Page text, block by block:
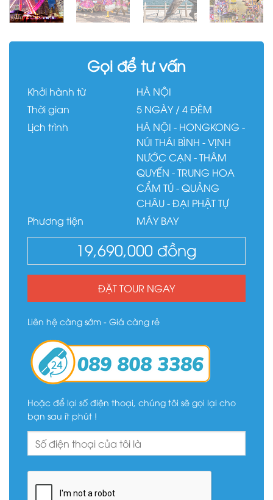
Gọi để tư vấn
Khởi hành từ
HÀ NỘI
Thời gian
5 NGÀY / 4 ĐÊM
Lịch trình
HÀ NỘI - HONGKONG -
NÚI THÁI BÌNH - VỊNH
NƯỚC CẠN - THÂM
QUYẾN - TRUNG HOA
CẨM TÚ - QUẢNG
CHÂU - ĐẠI PHẬT TỰ
Phương tiện
MÁY BAY
19,690,000 đồng
ĐẶT TOUR NGAY
Liên hệ càng sớm - Giá càng rẻ
Hoặc để lại số điện thoại, chúng tôi sẽ gọi lại cho
bạn sau ít phút !